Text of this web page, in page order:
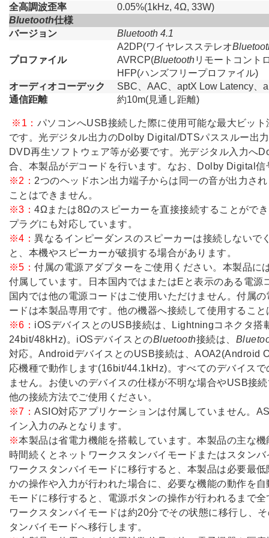
全高調波歪率
0.05%(1kHz, 4Ω, 33W)
Bluetooth仕様
バージョン
Bluetooth 4.1
プロファイル
A2DP(ワイヤレスステレオ
AVRCP(Bluetoothリモートコント
HFP(ハンズフリープロファイル)
オーディオコーデック
SBC、AAC、aptX Low Latency、
通信距離
約10m(見通し距離)
※1： パソコンへUSB接続した際に使用可能な最大ビッ
です。光デジタル出力のDolby Digital/DTSパススルー出
DVD再生ソフトウェア等が必要です。光デジタル入力へ
合、本製品がデコードを行います。なお、Dolby Digital
※2：2つのヘッドホン出力端子からは同一の音が出力さ
ことはできません。
※3：4Ωまたは8Ωのスピーカーを直接接続することがで
プラグにも対応しています。
※4：異なるインピーダンスのスピーカーは接続しないで
と、本機やスピーカーが破損する場合があります。
※5：付属の電源アダプターをご使用ください。本製品に
付属しています。日本国内ではまたはEと表示のある電源
国内では他の電源コードはご使用いただけません。付属
ードは本製品専用です。他の機器へ接続して使用するこ
※6： iOSデバイスとのUSB接続は、Lightningコネクタ搭
24bit/48kHz)。iOSデバイスとのBluetooth接続は、
対応。AndroidデバイスとのUSB接続は、AOA2(Android
応機種で動作します(16bit/44.1kHz)。すべてのデバイス
ません。お使いのデバイスの仕様が不明な場合やUSB接
他の接続方法でご使用ください。
※7：ASIO対応アプリケーションは付属していません。
イン入力のみとなります。
※本製品は省電力機能を搭載しています。本製品の主な
時間続くとネットワークスタンバイモードまたはスタン
ワークスタンバイモードに移行すると、本製品は必要最
かの操作や入力が行われた場合に、必要な機能の動作を
モードに移行すると、電源ボタンの操作が行われるまで
ワークスタンバイモードは約20分でその状態に移行し、
タンバイモードへ移行します。